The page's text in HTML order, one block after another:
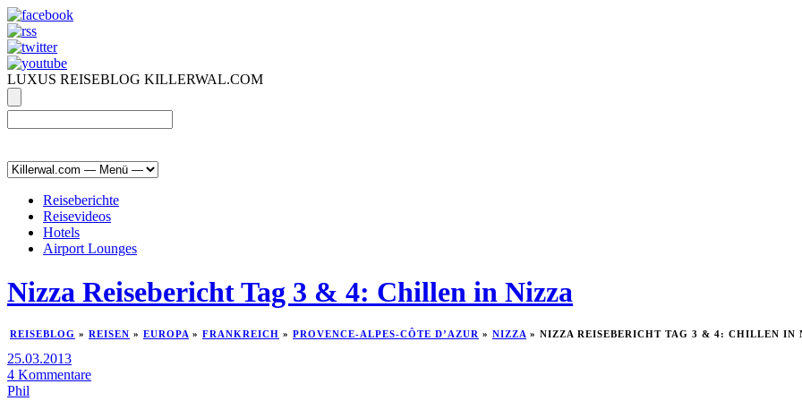
LUXUS REISEBLOG KILLERWAL.COM
Reiseberichte
Reisevideos
Hotels
Airport Lounges
Nizza Reisebericht Tag 3 & 4: Chillen in Nizza
REISEBLOG » REISEN » EUROPA » FRANKREICH » PROVENCE-ALPES-CÔTE D’AZUR » NIZZA » NIZZA REISEBERICHT TAG 3 & 4: CHILLEN IN
25.03.2013
4 Kommentare
Phil